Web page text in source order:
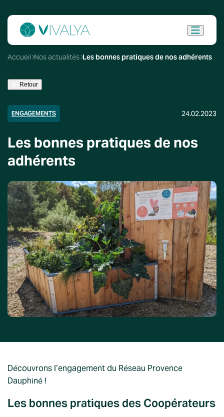
Accueil Nos actualités Les bonnes pratiques de nos adhérents
Retour
ENGAGEMENTS 24.02.2023
Les bonnes pratiques de nos
adhérents
Découvrons l’engagement du Réseau Provence
Dauphiné !
Les bonnes pratiques des Coopérateurs